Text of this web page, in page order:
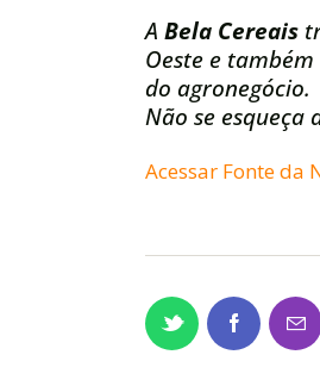
A Bela Cereais
Oeste e
do agronegócio.
Não se esqueça
Acessar Fonte da